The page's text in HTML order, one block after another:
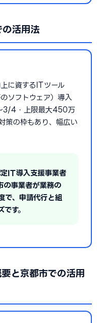
の活用法
に資するITツール
ソフトウェア）導入
3/4・上限最大450万
策の枠もあり、幅広い
IT導入支援事業者
の事業者が業務の
で、申請代行と組
す。
と京都市での活用